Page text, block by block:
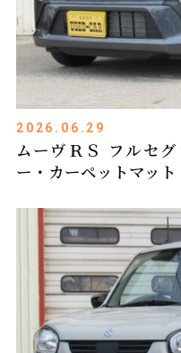
2026.06.29
ムーヴＲＳ フルセ
ー・カーペットマット